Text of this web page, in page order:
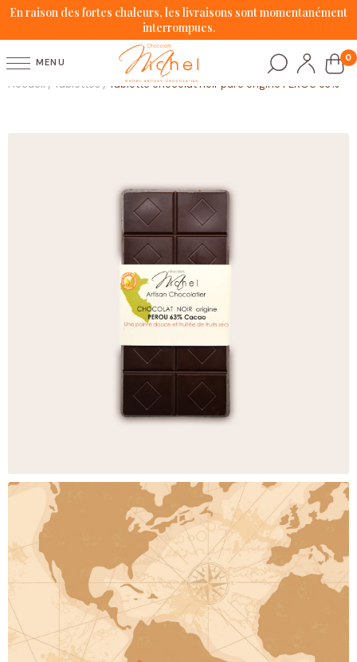
En raison des fortes chaleurs, les livraisons sont momentanément
interrompues.
MENU 0
Accueil / Tablettes / Tablette chocolat noir pure origine PÉROU 63%